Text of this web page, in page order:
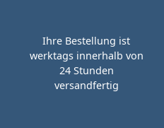
Ihre Bestellung ist
werktags innerhalb von
24 Stunden
versandfertig